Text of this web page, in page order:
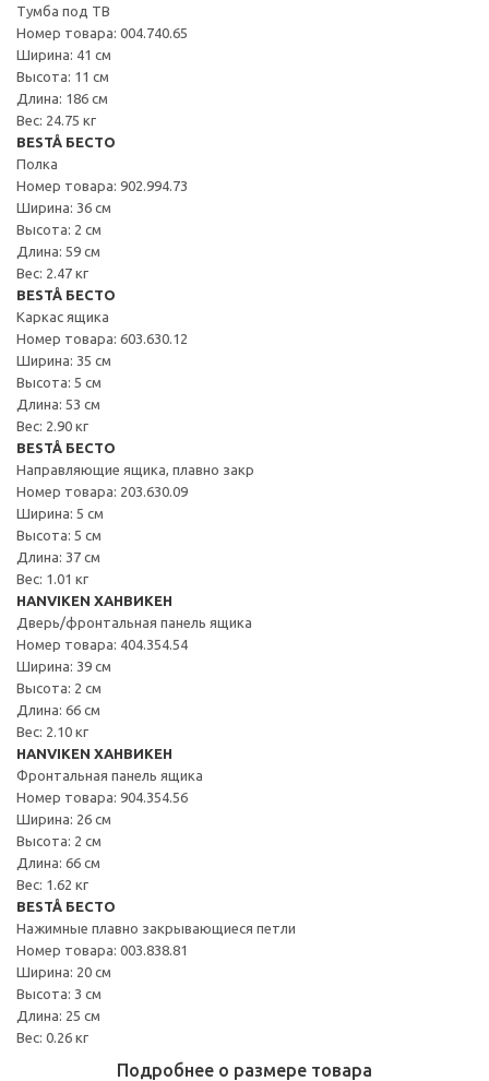
Тумба под ТВ
Номер товара: 004.740.65
Ширина: 41 см
Высота: 11 см
Длина: 186 см
Вес: 24.75 кг
BESTÅ БЕСТО
Полка
Номер товара: 902.994.73
Ширина: 36 см
Высота: 2 см
Длина: 59 см
Вес: 2.47 кг
BESTÅ БЕСТО
Каркас ящика
Номер товара: 603.630.12
Ширина: 35 см
Высота: 5 см
Длина: 53 см
Вес: 2.90 кг
BESTÅ БЕСТО
Направляющие ящика, плавно закр
Номер товара: 203.630.09
Ширина: 5 см
Высота: 5 см
Длина: 37 см
Вес: 1.01 кг
HANVIKEN ХАНВИКЕН
Дверь/фронтальная панель ящика
Номер товара: 404.354.54
Ширина: 39 см
Высота: 2 см
Длина: 66 см
Вес: 2.10 кг
HANVIKEN ХАНВИКЕН
Фронтальная панель ящика
Номер товара: 904.354.56
Ширина: 26 см
Высота: 2 см
Длина: 66 см
Вес: 1.62 кг
BESTÅ БЕСТО
Нажимные плавно закрывающиеся петли
Номер товара: 003.838.81
Ширина: 20 см
Высота: 3 см
Длина: 25 см
Вес: 0.26 кг
Подробнее о размере товара